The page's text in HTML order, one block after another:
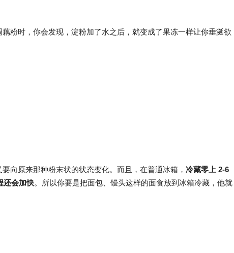
粉时，你会发现，淀粉加了水之后，就变成了果冻一样让你垂涎欲
向原来那种粉末状的状态变化。而且，在普通冰箱， 冷藏零上 2-6
还会加快。所以你要是把面包、馒头这样的面食放到冰箱冷藏，他就